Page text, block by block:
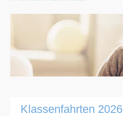
Klassenfahrten 2026